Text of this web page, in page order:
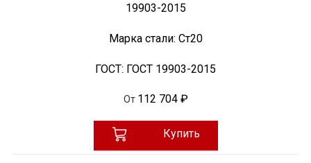
19903-2015
Марка стали: Ст20
ГОСТ: ГОСТ 19903-2015
От 112 704 ₽
Купить